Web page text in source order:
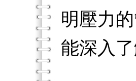
明壓力
能深入